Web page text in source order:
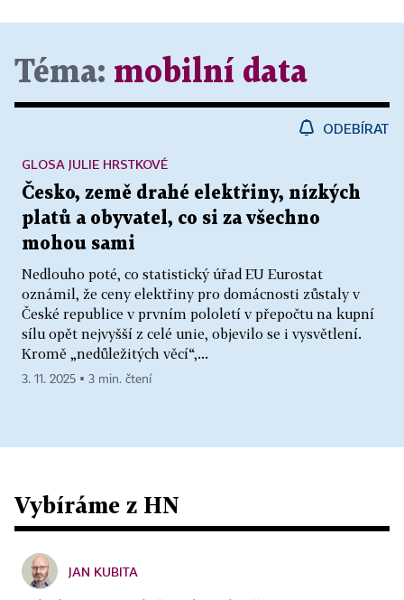
Téma: mobilní data
ODEBÍRAT
Česko, země drahé elektřiny, nízkých
platů a obyvatel, co si za všechno
mohou sami
Nedlouho poté, co statistický úřad EU Eurostat
oznámil, že ceny elektřiny pro domácnosti zůstaly v
České republice v prvním pololetí v přepočtu na kupní
sílu opět nejvyšší z celé unie, objevilo se i vysvětlení.
Kromě „nedůležitých věcí“,...
GLOSA JULIE HRSTKOVÉ
3. 11. 2025 ▪ 3 min. čtení
Vybíráme z HN
JAN KUBITA